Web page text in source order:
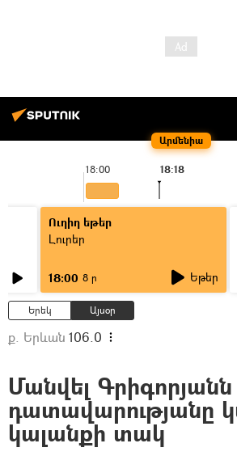
Արմենիա
18:00 18:18
Ուղիղ եթեր
Լուրեր
18:00 8 ր Եթեր
Երեկ Այսօր
ք. Երևան 106.0
Մանվել
դատավարությանը
կալանքի տակ